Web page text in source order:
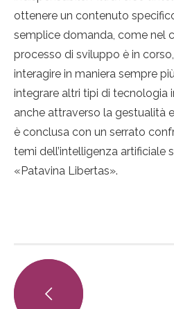
ottenere un contenuto
semplice domanda, come nel
processo di sviluppo è in
interagire in maniera sempre
integrare altri tipi di tecnologia
anche attraverso la gestualità
è conclusa con un serrato
temi dell’intelligenza artificiale
«Patavina Libertas».